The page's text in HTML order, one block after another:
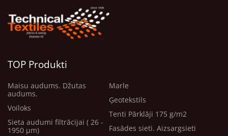
TOP Produkti
Maisu audums. Džutas
audums.
Voiloks
Sieta audumi filtrācijai ( 26 -
1950 μm)
Marle
Ģeotekstils
Tenti Pārklāji 175 g/m2
Fasādes sieti. Aizsargsieti